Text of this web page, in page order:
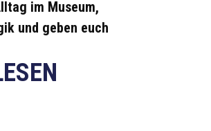
im Museum,
und geben euch